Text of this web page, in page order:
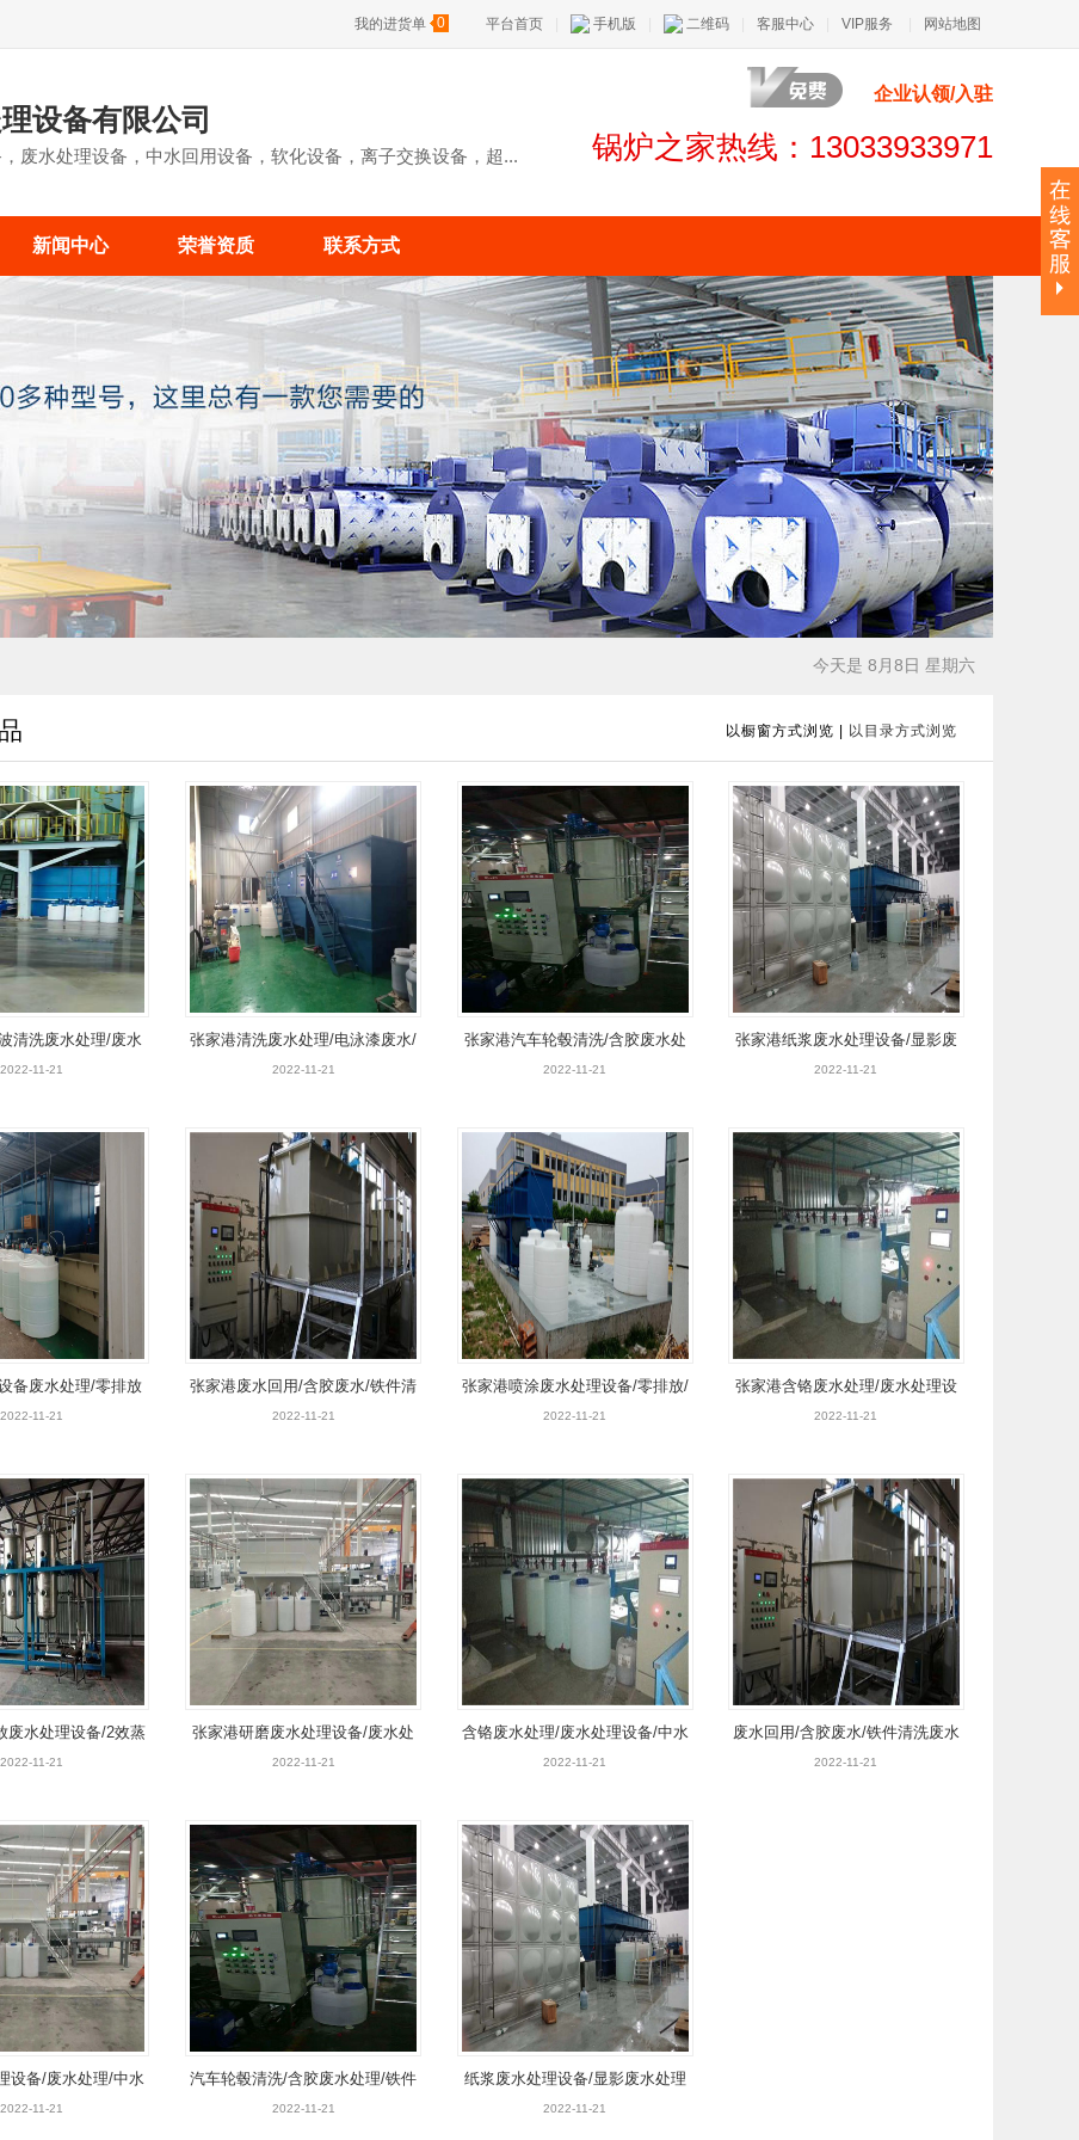
我的进货单 0 平台首页 手机版 二维码 客服中心 VIP服务 网站地图
设备有限公司
废水处理设备，中水回用设备，软化设备，离子交换设备，超...
企业认领/入驻
锅炉之家热线：13033933971
新闻中心 荣誉资质 联系方式
今天是 8月8日 星期六
以橱窗方式浏览 以目录方式浏览
清洗废水处理/废水
/中水回用设备
2022-11-21
张家港清洗废水处理/电泳漆废水/
中水回用设备
2022-11-21
张家港汽车轮毂清洗/含胶废水处
理/铁件清洗废水
2022-11-21
张家港纸浆废水处理设备/显影废
水处理设备/中水回用设备
2022-11-21
备废水处理/零排放
处理/蒸发器
2022-11-21
张家港废水回用/含胶废水/铁件清
洗废水处理
2022-11-21
张家港喷涂废水处理设备/零排放/
中水回用设备/高效蒸发器
2022-11-21
张家港含铬废水处理/废水处理设
备/中水回用设备
2022-11-21
废水处理设备/2效蒸
蒸发/MVR蒸发
2022-11-21
张家港研磨废水处理设备/废水处
理/中水回用设备/高效蒸发器
2022-11-21
含铬废水处理/废水处理设备/中水
回用设备
2022-11-21
废水回用/含胶废水/铁件清洗废水
处理
2022-11-21
设备/废水处理/中水
备/高效蒸发器
2022-11-21
汽车轮毂清洗/含胶废水处理/铁件
清洗废水
2022-11-21
纸浆废水处理设备/显影废水处理
设备/中水回用设备
2022-11-21